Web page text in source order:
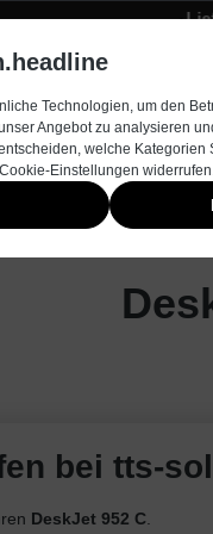
bei tts-
DeskJet 952 C
Technologien, um den
Angebot zu analysieren
welche
Einstellungen